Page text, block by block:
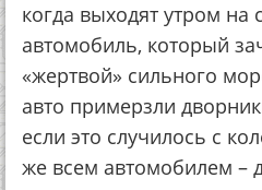
когда выходят утром на
автомобиль, который
«жертвой» сильного
авто примерзли
если это случилось с
же всем автомобилем –